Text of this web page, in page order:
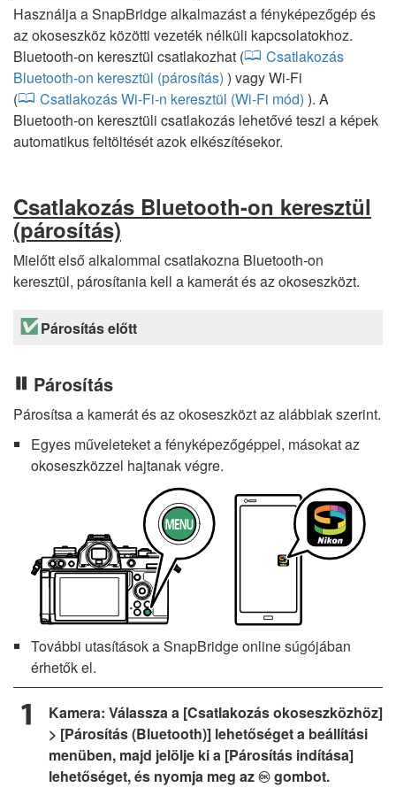
Használja a SnapBridge alkalmazást a fényképezőgép és
az okoseszköz közötti vezeték nélküli kapcsolatokhoz.
Bluetooth-on keresztül csatlakozhat (
Csatlakozás
Bluetooth-on keresztül (párosítás) ) vagy Wi-Fi
(
Csatlakozás Wi-Fi-n keresztül (Wi-Fi mód) ). A
Bluetooth-on keresztüli csatlakozás lehetővé teszi a képek
automatikus feltöltését azok elkészítésekor.
Csatlakozás Bluetooth-on keresztül
(párosítás)
Mielőtt első alkalommal csatlakozna Bluetooth-on
keresztül, párosítania kell a kamerát és az okoseszközt.
Párosítás előtt
Párosítás
Párosítsa a kamerát és az okoseszközt az alábbiak szerint.
Egyes műveleteket a fényképezőgéppel, másokat az
okoseszközzel hajtanak végre.
További utasítások a SnapBridge online súgójában
érhetők el.
Kamera: Válassza a [Csatlakozás okoseszközhöz]
> [Párosítás (Bluetooth)] lehetőséget a beállítási
menüben, majd jelölje ki a [Párosítás indítása]
lehetőséget, és nyomja meg az J gombot.